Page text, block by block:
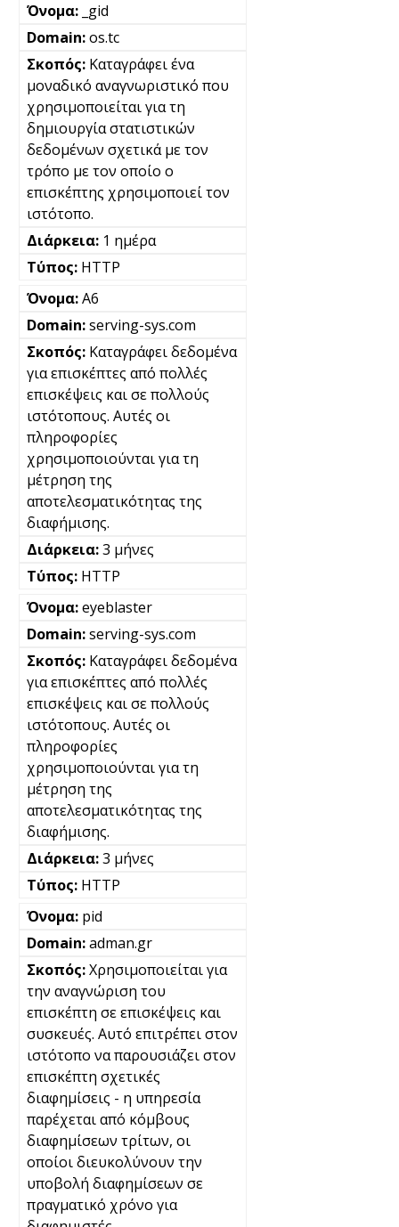
_gid
os.tc
Καταγράφει ένα
μοναδικό αναγνωριστικό που
χρησιμοποιείται για τη
δημιουργία στατιστικών
δεδομένων σχετικά με τον
τρόπο με τον οποίο ο
επισκέπτης χρησιμοποιεί τον
ιστότοπο.
1 ημέρα
HTTP
A6
serving-sys.com
Καταγράφει δεδομένα
για επισκέπτες από πολλές
επισκέψεις και σε πολλούς
ιστότοπους. Αυτές οι
πληροφορίες
χρησιμοποιούνται για τη
μέτρηση της
αποτελεσματικότητας της
διαφήμισης.
3 μήνες
HTTP
eyeblaster
serving-sys.com
Καταγράφει δεδομένα
για επισκέπτες από πολλές
επισκέψεις και σε πολλούς
ιστότοπους. Αυτές οι
πληροφορίες
χρησιμοποιούνται για τη
μέτρηση της
αποτελεσματικότητας της
διαφήμισης.
3 μήνες
HTTP
pid
adman.gr
Χρησιμοποιείται για
την αναγνώριση του
επισκέπτη σε επισκέψεις και
συσκευές. Αυτό επιτρέπει στον
ιστότοπο να παρουσιάζει στον
επισκέπτη σχετικές
διαφημίσεις - η υπηρεσία
παρέχεται από κόμβους
διαφημίσεων τρίτων, οι
οποίοι διευκολύνουν την
υποβολή διαφημίσεων σε
πραγματικό χρόνο για